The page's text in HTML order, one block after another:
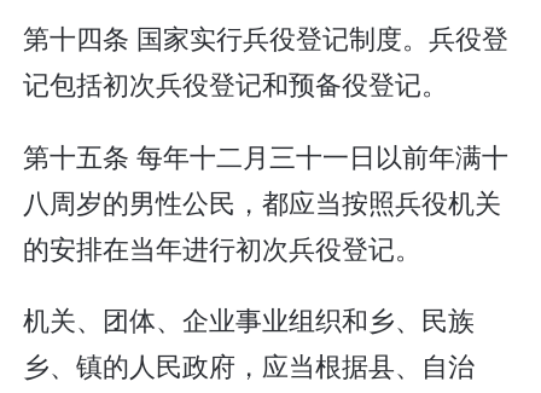
第十四条 国家实行兵役登记制度。兵役登
记包括初次兵役登记和预备役登记。
第十五条 每年十二月三十一日以前年满十
八周岁的男性公民，都应当按照兵役机关
的安排在当年进行初次兵役登记。
机关、团体、企业事业组织和乡、民族
乡、镇的人民政府，应当根据县、自治